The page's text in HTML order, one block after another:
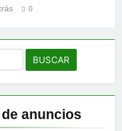
0
anuncios